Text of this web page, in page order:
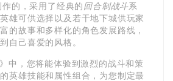
的，采用了经典的回合制战斗系
雄可供选择以及若干地下城供玩家
的故事和多样化的角色发展路线，
自己喜爱的风格。
中，您将能体验到激烈的战斗和策
英雄技能和属性组合，为您制定最